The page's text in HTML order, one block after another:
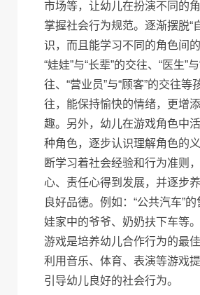
市场等，让幼儿在扮演不同的
掌握社会行为规范。逐渐摆脱“
识，而且能学习不同的角色间的
“娃娃”与“长辈”的交往、“医生”
往、“营业员”与“顾客”的交往等
往，能保持愉快的情绪，更增
趣。另外，幼儿在游戏角色中
种角色，逐步认识理解角色的
断学习着社会经验和行为准则
心、责任心得到发展，并逐步
良好品德。例如：“公共汽车”
娃家中的爷爷、奶奶扶下车等
游戏是培养幼儿合作行为的最
利用音乐、体育、表演等游戏提
引导幼儿良好的社会行为。